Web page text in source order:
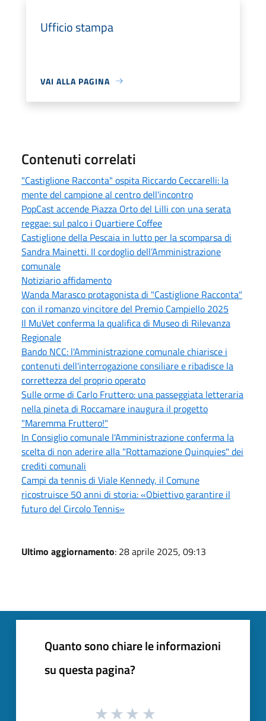
Ufficio stampa
VAI ALLA PAGINA
Contenuti correlati
"Castiglione Racconta" ospita Riccardo Ceccarelli: la
mente del campione al centro dell'incontro
PopCast accende Piazza Orto del Lilli con una serata
reggae: sul palco i Quartiere Coffee
Castiglione della Pescaia in lutto per la scomparsa di
Sandra Mainetti. Il cordoglio dell’Amministrazione
comunale
Notiziario affidamento
Wanda Marasco protagonista di "Castiglione Racconta"
con il romanzo vincitore del Premio Campiello 2025
Il MuVet conferma la qualifica di Museo di Rilevanza
Regionale
Bando NCC: l'Amministrazione comunale chiarisce i
contenuti dell'interrogazione consiliare e ribadisce la
correttezza del proprio operato
Sulle orme di Carlo Fruttero: una passeggiata letteraria
nella pineta di Roccamare inaugura il progetto
"Maremma Fruttero!"
In Consiglio comunale l'Amministrazione conferma la
scelta di non aderire alla "Rottamazione Quinquies" dei
crediti comunali
Campi da tennis di Viale Kennedy, il Comune
ricostruisce 50 anni di storia: «Obiettivo garantire il
futuro del Circolo Tennis»
Ultimo aggiornamento: 28 aprile 2025, 09:13
Quanto sono chiare le informazioni
su questa pagina?